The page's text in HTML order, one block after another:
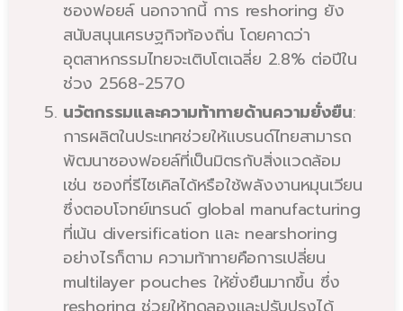
ซองฟอยล์ นอกจากนี้ การ reshoring ยัง
สนับสนุนเศรษฐกิจท้องถิ่น โดยคาดว่า
อุตสาหกรรมไทยจะเติบโตเฉลี่ย 2.8% ต่อปีใน
ช่วง 2568-2570
นวัตกรรมและความท้าทายด้านความยั่งยืน:
การผลิตในประเทศช่วยให้แบรนด์ไทยสามารถ
พัฒนาซองฟอยล์ที่เป็นมิตรกับสิ่งแวดล้อม
เช่น ซองที่รีไซเคิลได้หรือใช้พลังงานหมุนเวียน
ซึ่งตอบโจทย์เทรนด์ global manufacturing
ที่เน้น diversification และ nearshoring
อย่างไรก็ตาม ความท้าทายคือการเปลี่ยน
multilayer pouches ให้ยั่งยืนมากขึ้น ซึ่ง